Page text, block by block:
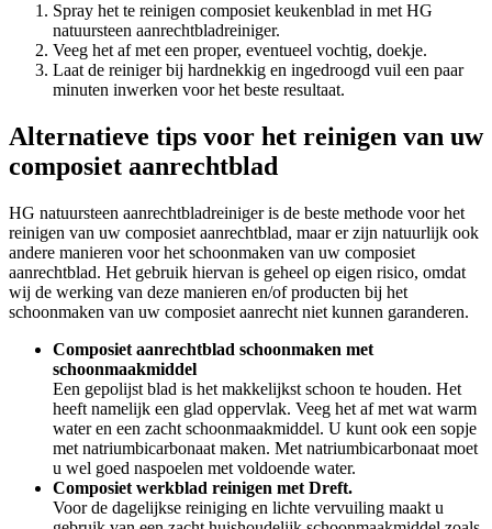
Spray het te reinigen composiet keukenblad in met HG
natuursteen aanrechtbladreiniger.
Veeg het af met een proper, eventueel vochtig, doekje.
Laat de reiniger bij hardnekkig en ingedroogd vuil een paar
minuten inwerken voor het beste resultaat.
Alternatieve tips voor het reinigen van uw
composiet aanrechtblad
HG natuursteen aanrechtbladreiniger is de beste methode voor het
reinigen van uw composiet aanrechtblad, maar er zijn natuurlijk ook
andere manieren voor het schoonmaken van uw composiet
aanrechtblad. Het gebruik hiervan is geheel op eigen risico, omdat
wij de werking van deze manieren en/of producten bij het
schoonmaken van uw composiet aanrecht niet kunnen garanderen.
Composiet aanrechtblad schoonmaken met
schoonmaakmiddel
Een gepolijst blad is het makkelijkst schoon te houden. Het
heeft namelijk een glad oppervlak. Veeg het af met wat warm
water en een zacht schoonmaakmiddel. U kunt ook een sopje
met natriumbicarbonaat maken. Met natriumbicarbonaat moet
u wel goed naspoelen met voldoende water.
Composiet werkblad reinigen met Dreft.
Voor de dagelijkse reiniging en lichte vervuiling maakt u